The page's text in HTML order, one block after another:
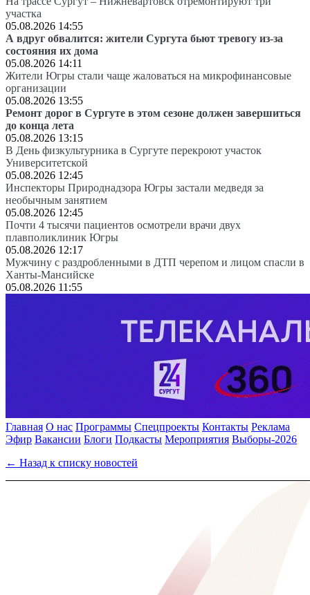
участка
05.08.2026 14:55
А вдруг обвалится: жители Сургута бьют тревогу из-за
состояния их дома
05.08.2026 14:11
Жители Югры стали чаще жаловаться на микрофинансовые
организации
05.08.2026 13:55
Ремонт дорог в Сургуте в этом сезоне должен завершиться
до конца лета
05.08.2026 13:15
В День физкультурника в Сургуте перекроют участок
Университетской
05.08.2026 12:45
Инспекторы Природнадзора Югры застали медведя за
необычным занятием
05.08.2026 12:45
Почти 4 тысячи пациентов осмотрели врачи двух
плавполиклиник Югры
05.08.2026 12:17
Мужчину с раздробленными в ДТП черепом и лицом спасли в
Ханты-Мансийске
05.08.2026 11:55
Главная О нас Программы Спецпроекты Контакты Реклама
Эфир Вакансии Блоги Подкасты Мероприятия Выборы-2026
← Назад к списку новостей